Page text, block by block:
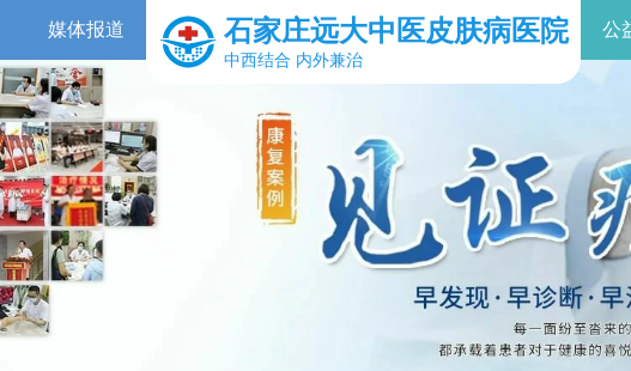
媒体报道 石家庄远大中医皮肤病医院
中西结合 内外兼治
公